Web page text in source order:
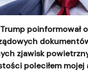
poinformował
zjawisk
poleciłem